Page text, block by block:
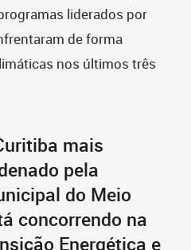
liderados por
de forma
nos últimos três
mais
pela
do Meio
concorrendo na
Energética e